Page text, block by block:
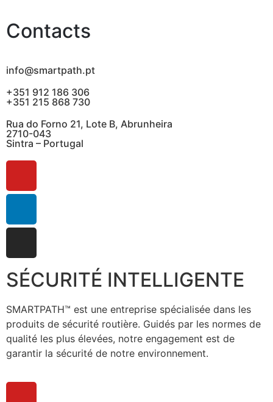
Contacts
info@smartpath.pt
+351 912 186 306
+351 215 868 730
Rua do Forno 21, Lote B, Abrunheira
2710-043
Sintra – Portugal
SÉCURITÉ INTELLIGENTE
SMARTPATH™ est une entreprise spécialisée dans les
produits de sécurité routière. Guidés par les normes de
qualité les plus élevées, notre engagement est de
garantir la sécurité de notre environnement.